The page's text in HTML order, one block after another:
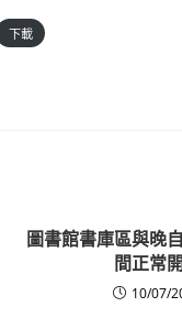
下載
圖書館書庫區與晚
間正常
10/07/